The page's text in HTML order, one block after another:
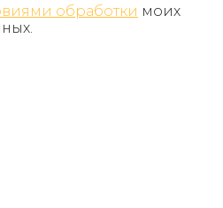
обработки моих